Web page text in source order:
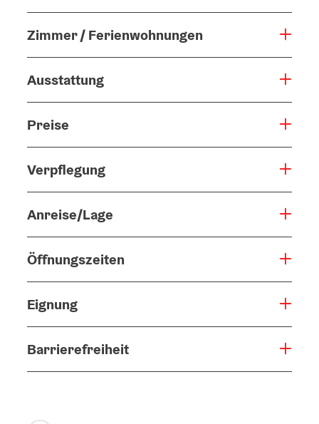
Zimmer / Ferienwohnungen
Ausstattung
Preise
Verpflegung
Anreise/Lage
Öffnungszeiten
Eignung
Barrierefreiheit